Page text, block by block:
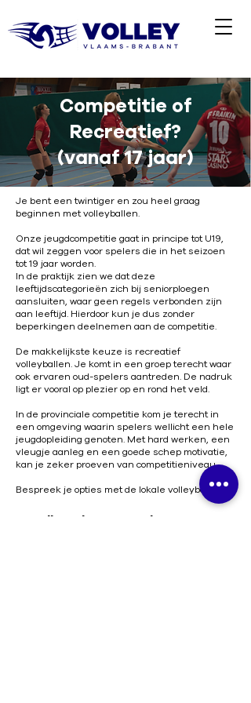
Competitie of
Recreatief?
(vanaf 17 jaar)
Je bent een twintiger en zou heel graag
beginnen met volleyballen.
Onze jeugdcompetitie gaat in principe tot U19,
dat wil zeggen voor spelers die in het seizoen
tot 19 jaar worden.
In de praktijk zien we dat deze
leeftijdscategorieën zich bij seniorploegen
aansluiten, waar geen regels verbonden zijn
aan leeftijd. Hierdoor kun je dus zonder
beperkingen deelnemen aan de competitie.
De makkelijkste keuze is recreatief
volleyballen. Je komt in een groep terecht waar
ook ervaren oud-spelers aantreden. De nadruk
ligt er vooral op plezier op en rond het veld.
In de provinciale competitie kom je terecht in
een omgeving waarin spelers wellicht een hele
jeugdopleiding genoten. Met hard werken, een
vleugje aanleg en een goede schep motivatie,
kan je zeker proeven van competitieniveau.
Bespreek je opties met de lokale volleybalclub.
Volley Vlaams-Brabant vzw